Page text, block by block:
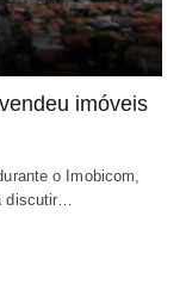
imóveis
o Imobicom,
discutir…